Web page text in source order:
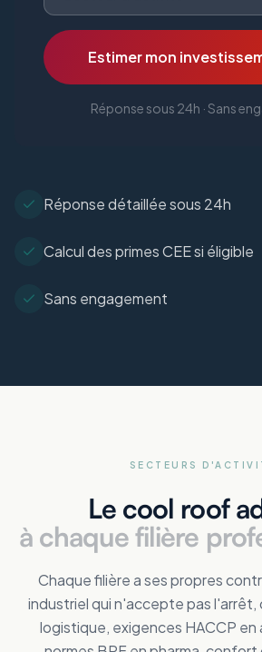
Estimer mon
Réponse sous 24h · Sans
Réponse détaillée sous 24h
Calcul des primes CEE si éligible
Sans engagement
SECTEURS
Le cool roof
à chaque filière
Chaque filière a ses propres
industriel qui n'accepte pas l'arrêt,
logistique, exigences HACCP en